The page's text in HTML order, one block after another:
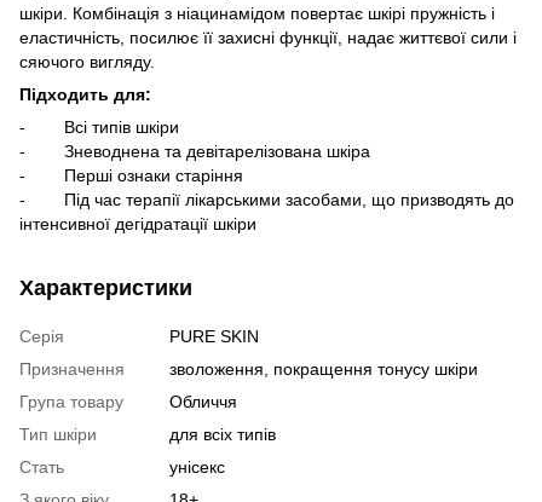
шкіри. Комбінація з ніацинамідом повертає шкірі пружність і
еластичність, посилює її захисні функції, надає життєвої сили і
сяючого вигляду.
Підходить для:
- Всі типів шкіри
- Зневоднена та девітарелізована шкіра
- Перші ознаки старіння
- Під час терапії лікарськими засобами, що призводять до
інтенсивної дегідратації шкіри
Характеристики
Серія
PURE SKIN
Призначення
зволоження, покращення тонусу шкіри
Група товару
Обличчя
Тип шкіри
для всіх типів
Стать
унісекс